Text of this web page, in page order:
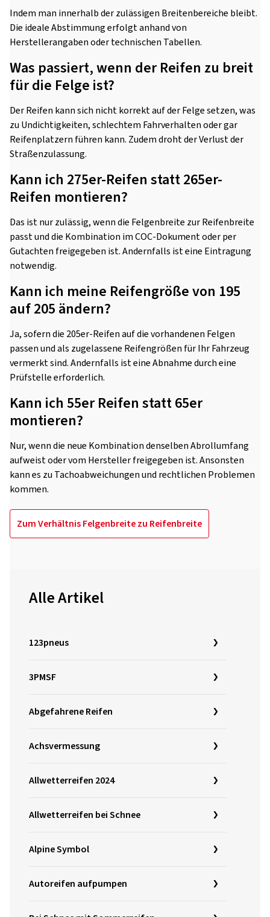
Indem man innerhalb der zulässigen Breitenbereiche bleibt.
Die ideale Abstimmung erfolgt anhand von
Herstellerangaben oder technischen Tabellen.
Was passiert, wenn der Reifen zu breit
für die Felge ist?
Der Reifen kann sich nicht korrekt auf der Felge setzen, was
zu Undichtigkeiten, schlechtem Fahrverhalten oder gar
Reifenplatzern führen kann. Zudem droht der Verlust der
Straßenzulassung.
Kann ich 275er-Reifen statt 265er-
Reifen montieren?
Das ist nur zulässig, wenn die Felgenbreite zur Reifenbreite
passt und die Kombination im COC-Dokument oder per
Gutachten freigegeben ist. Andernfalls ist eine Eintragung
notwendig.
Kann ich meine Reifengröße von 195
auf 205 ändern?
Ja, sofern die 205er-Reifen auf die vorhandenen Felgen
passen und als zugelassene Reifengrößen für Ihr Fahrzeug
vermerkt sind. Andernfalls ist eine Abnahme durch eine
Prüfstelle erforderlich.
Kann ich 55er Reifen statt 65er
montieren?
Nur, wenn die neue Kombination denselben Abrollumfang
aufweist oder vom Hersteller freigegeben ist. Ansonsten
kann es zu Tachoabweichungen und rechtlichen Problemen
kommen.
Zum Verhältnis Felgenbreite zu Reifenbreite
Alle Artikel
123pneus
3PMSF
Abgefahrene Reifen
Achsvermessung
Allwetterreifen 2024
Allwetterreifen bei Schnee
Alpine Symbol
Autoreifen aufpumpen